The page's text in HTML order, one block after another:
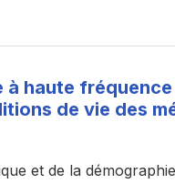
haute fréquence
de vie des
et de la démographie